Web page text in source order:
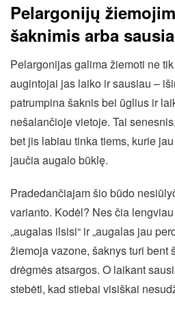
Pelargonijų
šaknimis arba
Pelargonijas galima žiemoti ne
augintojai jas laiko ir sausiau –
patrumpina šaknis bei ūglius ir
nešalančioje vietoje. Tai
bet jis labiau tinka tiems, kurie
jaučia augalo būklę.
Pradedančiajam šio būdo
varianto. Kodėl? Nes čia
„augalas ilsisi“ ir „augalas jau
žiemoja vazone, šaknys turi bent
drėgmės atsargos. O laikant
stebėti, kad stiebai visiškai